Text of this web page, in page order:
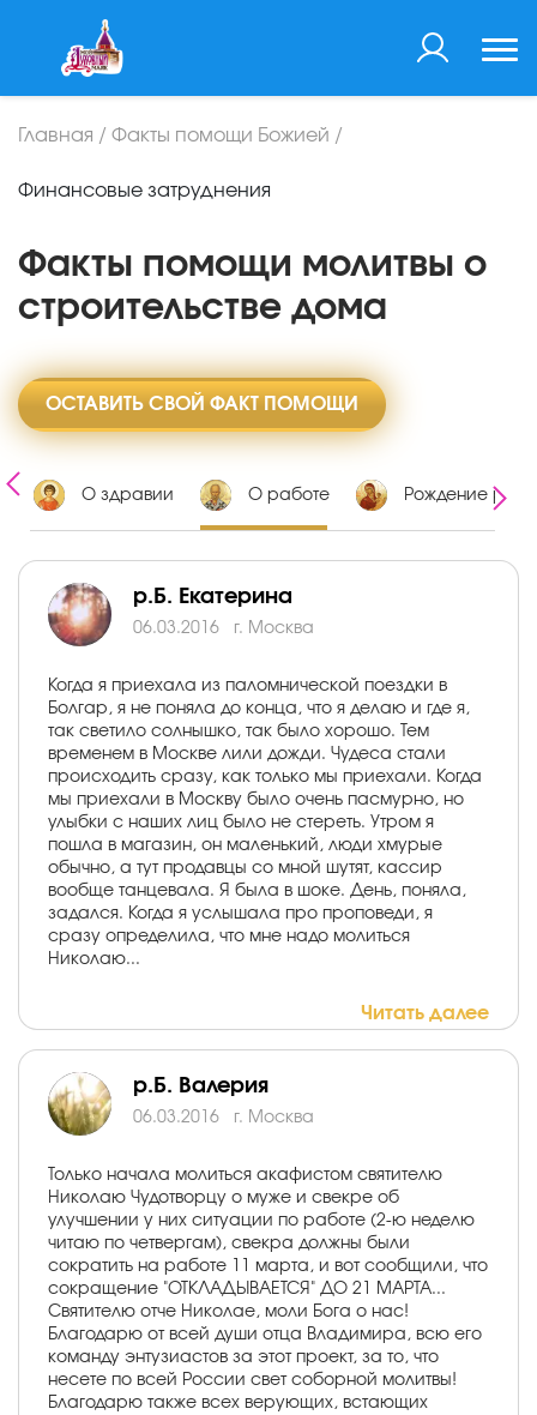
Главная / Факты помощи Божией /
Финансовые затруднения
Факты помощи молитвы о
строительстве дома
ОСТАВИТЬ СВОЙ ФАКТ ПОМОЩИ
О здравии О работе Рождение
р.Б. Екатерина
06.03.2016 г. Москва
Когда я приехала из паломнической поездки в
Болгар, я не поняла до конца, что я делаю и где я,
так светило солнышко, так было хорошо. Тем
временем в Москве лили дожди. Чудеса стали
происходить сразу, как только мы приехали. Когда
мы приехали в Москву было очень пасмурно, но
улыбки с наших лиц было не стереть. Утром я
пошла в магазин, он маленький, люди хмурые
обычно, а тут продавцы со мной шутят, кассир
вообще танцевала. Я была в шоке. День, поняла,
задался. Когда я услышала про проповеди, я
сразу определила, что мне надо молиться
Николаю...
Читать далее
р.Б. Валерия
06.03.2016 г. Москва
Только начала молиться акафистом святителю
Николаю Чудотворцу о муже и свекре об
улучшении у них ситуации по работе (2-ю неделю
читаю по четвергам), свекра должны были
сократить на работе 11 марта, и вот сообщили, что
сокращение "ОТКЛАДЫВАЕТСЯ" ДО 21 МАРТА...
Святителю отче Николае, моли Бога о нас!
Благодарю от всей души отца Владимира, всю его
команду энтузиастов за этот проект, за то, что
несете по всей России свет соборной молитвы!
Благодарю также всех верующих, встающих